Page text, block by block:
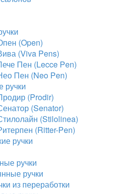
(Open)
(Viva Pens)
Пен (Lecce Pen)
Пен (Neo Pen)
ручки
(Prodir)
(Senator)
(Stilolinea)
(Ritter-Pen)
ручки
ручки
ручки
из переработки